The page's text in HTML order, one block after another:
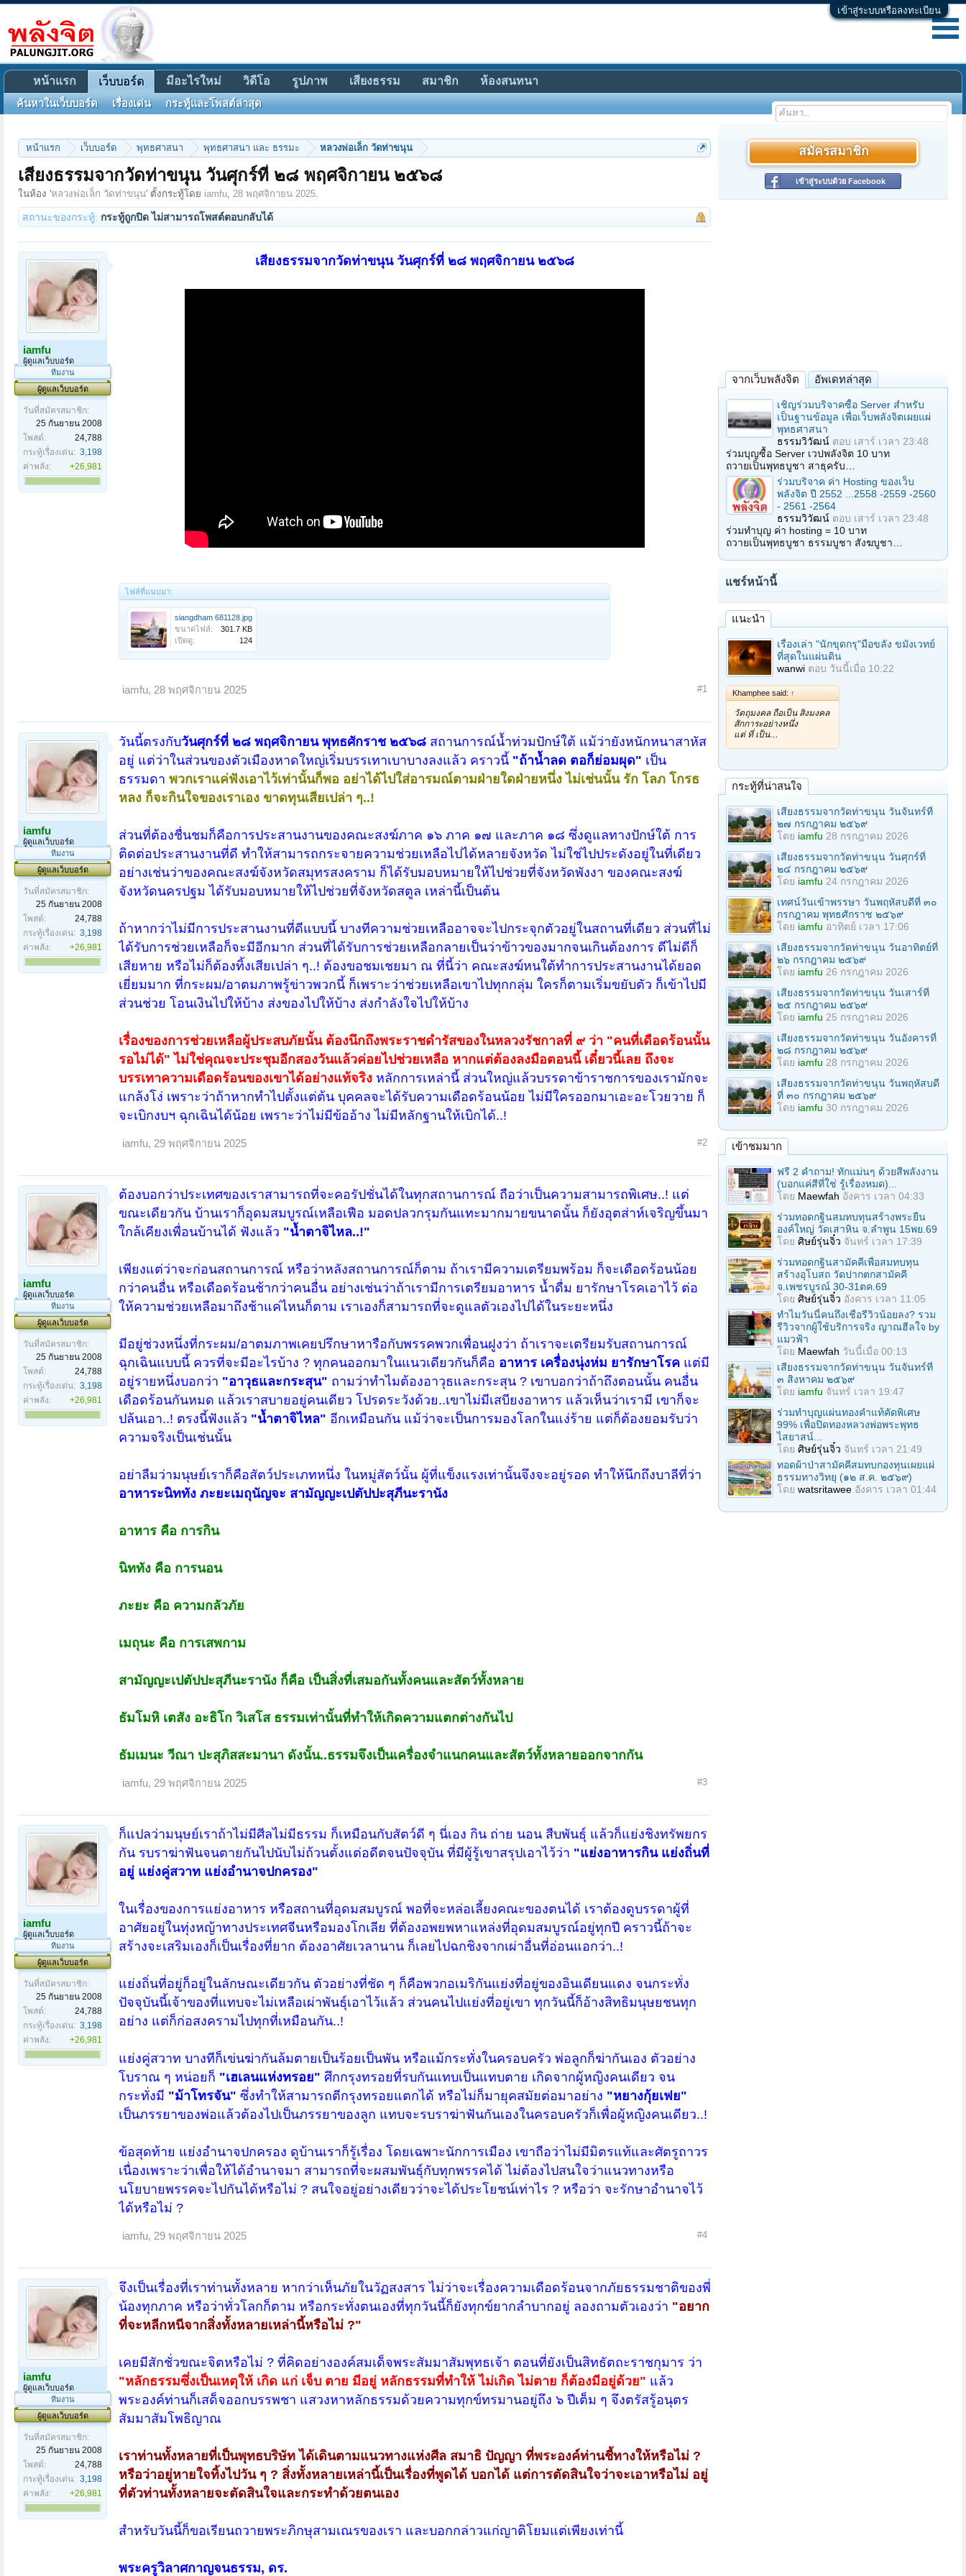
เข้าสู่ระบบหรือลงทะเบียน
หน้าแรก เว็บบอร์ด พุทธศาสนา พุทธศาสนา และ ธรรมะ หลวงพ่อเล็ก วัดท่าขนุน
เสียงธรรมจากวัดท่าขนุน วันศุกร์ที่ ๒๘ พฤศจิกายน ๒๕๖๘
ในห้อง 'หลวงพ่อเล็ก วัดท่าขนุน' ตั้งกระทู้โดย iamfu, 28 พฤศจิกายน 2025.
สถานะของกระทู้: กระทู้ถูกปิด ไม่สามารถโพสต์ตอบกลับได้
iamfu
ผู้ดูแลเว็บบอร์ด
ทีมงาน
ผู้ดูแลเว็บบอร์ด
วันที่สมัครสมาชิก:
25 กันยายน 2008
โพสต์:
24,788
กระทู้เรื่องเด่น: 3,198
ค่าพลัง:
+26,981
เสียงธรรมจากวัดท่าขนุน วันศุกร์ที่ ๒๘ พฤศจิกายน ๒๕๖๘
ไฟล์ที่แนบมา:
siangdham 681128.jpg
ขนาดไฟล์:
301.7 KB
เปิดดู:
124
iamfu, 28 พฤศจิกายน 2025 #1
iamfu
ผู้ดูแลเว็บบอร์ด
ทีมงาน
ผู้ดูแลเว็บบอร์ด
วันที่สมัครสมาชิก:
25 กันยายน 2008
โพสต์:
24,788
กระทู้เรื่องเด่น: 3,198
ค่าพลัง:
+26,981
วันนี้ตรงกับวันศุกร์ที่ ๒๘ พฤศจิกายน พุทธศักราช ๒๕๖๘ สถานการณ์น้ำท่วมปักษ์ใต้ แม้ว่ายังหนักหนาสาหัส
อยู่ แต่ว่าในส่วนของตัวเมืองหาดใหญ่เริ่มบรรเทาเบาบางลงแล้ว คราวนี้ "ถ้าน้ำลด ตอก็ย่อมผุด" เป็น
ธรรมดา พวกเราแค่ฟังเอาไว้เท่านั้นก็พอ อย่าได้ไปใส่อารมณ์ตามฝ่ายใดฝ่ายหนึ่ง ไม่เช่นนั้น รัก โลภ โกรธ
หลง ก็จะกินใจของเราเอง ขาดทุนเสียเปล่า ๆ..!
ส่วนที่ต้องชื่นชมก็คือการประสานงานของคณะสงฆ์ภาค ๑๖ ภาค ๑๗ และภาค ๑๘ ซึ่งดูแลทางปักษ์ใต้ การ
ติดต่อประสานงานที่ดี ทำให้สามารถกระจายความช่วยเหลือไปได้หลายจังหวัด ไม่ใช่ไปประดังอยู่ในที่เดียว
อย่างเช่นว่าของคณะสงฆ์จังหวัดสมุทรสงคราม ก็ได้รับมอบหมายให้ไปช่วยที่จังหวัดพังงา ของคณะสงฆ์
จังหวัดนครปฐม ได้รับมอบหมายให้ไปช่วยที่จังหวัดสตูล เหล่านี้เป็นต้น
ถ้าหากว่าไม่มีการประสานงานที่ดีแบบนี้ บางทีความช่วยเหลืออาจจะไปกระจุกตัวอยู่ในสถานที่เดียว ส่วนที่ไม่
ได้รับการช่วยเหลือก็จะมีอีกมาก ส่วนที่ได้รับการช่วยเหลือกลายเป็นว่าข้าวของมากจนเกินต้องการ ดีไม่ดีก็
เสียหาย หรือไม่ก็ต้องทิ้งเสียเปล่า ๆ..! ต้องขอชมเชยมา ณ ที่นี้ว่า คณะสงฆ์หนใต้ทำการประสานงานได้ยอด
เยี่ยมมาก ที่กระผม/อาตมภาพรู้ข่าวพวกนี้ ก็เพราะว่าช่วยเหลือเขาไปทุกกลุ่ม ใครก็ตามเริ่มขยับตัว ก็เข้าไปมี
ส่วนช่วย โอนเงินไปให้บ้าง ส่งของไปให้บ้าง ส่งกำลังใจไปให้บ้าง
เรื่องของการช่วยเหลือผู้ประสบภัยนั้น ต้องนึกถึงพระราชดำรัสของในหลวงรัชกาลที่ ๙ ว่า "คนที่เดือดร้อนนั้น
รอไม่ได้" ไม่ใช่คุณจะประชุมอีกสองวันแล้วค่อยไปช่วยเหลือ หากแต่ต้องลงมือตอนนี้ เดี๋ยวนี้เลย ถึงจะ
บรรเทาความเดือดร้อนของเขาได้อย่างแท้จริง หลักการเหล่านี้ ส่วนใหญ่แล้วบรรดาข้าราชการของเรามักจะ
แกล้งโง่ เพราะว่าถ้าหากทำไปตั้งแต่ต้น บุคคลจะได้รับความเดือดร้อนน้อย ไม่มีใครออกมาเอะอะโวยวาย ก็
จะเบิกงบฯ ฉุกเฉินได้น้อย เพราะว่าไม่มีข้ออ้าง ไม่มีหลักฐานให้เบิกได้..!
iamfu, 29 พฤศจิกายน 2025 #2
iamfu
ผู้ดูแลเว็บบอร์ด
ทีมงาน
ผู้ดูแลเว็บบอร์ด
วันที่สมัครสมาชิก:
25 กันยายน 2008
โพสต์:
24,788
กระทู้เรื่องเด่น: 3,198
ค่าพลัง:
+26,981
ต้องบอกว่าประเทศของเราสามารถที่จะคอรัปชั่นได้ในทุกสถานการณ์ ถือว่าเป็นความสามารถพิเศษ..! แต่
ขณะเดียวกัน บ้านเราก็อุดมสมบูรณ์เหลือเฟือ มอดปลวกรุมกันแทะมากมายขนาดนั้น ก็ยังอุตส่าห์เจริญขึ้นมา
ใกล้เคียงเพื่อนบ้านได้ ฟังแล้ว "น้ำตาจิไหล..!"
เพียงแต่ว่าจะก่อนสถานการณ์ หรือว่าหลังสถานการณ์ก็ตาม ถ้าเรามีความเตรียมพร้อม ก็จะเดือดร้อนน้อย
กว่าคนอื่น หรือเดือดร้อนช้ากว่าคนอื่น อย่างเช่นว่าถ้าเรามีการเตรียมอาหาร น้ำดื่ม ยารักษาโรคเอาไว้ ต่อ
ให้ความช่วยเหลือมาถึงช้าแค่ไหนก็ตาม เราเองก็สามารถที่จะดูแลตัวเองไปได้ในระยะหนึ่ง
มีอยู่ช่วงหนึ่งที่กระผม/อาตมภาพเคยปรึกษาหารือกับพรรคพวกเพื่อนฝูงว่า ถ้าเราจะเตรียมรับสถานการณ์
ฉุกเฉินแบบนี้ ควรที่จะมีอะไรบ้าง ? ทุกคนออกมาในแนวเดียวกันก็คือ อาหาร เครื่องนุ่งห่ม ยารักษาโรค แต่มี
อยู่รายหนึ่งบอกว่า "อาวุธและกระสุน" ถามว่าทำไมต้องอาวุธและกระสุน ? เขาบอกว่าถ้าถึงตอนนั้น คนอื่น
เดือดร้อนกันหมด แล้วเราสบายอยู่คนเดียว โปรดระวังด้วย..เขาไม่มีเสบียงอาหาร แล้วเห็นว่าเรามี เขาก็จะ
ปล้นเอา..! ตรงนี้ฟังแล้ว "น้ำตาจิไหล" อีกเหมือนกัน แม้ว่าจะเป็นการมองโลกในแง่ร้าย แต่ก็ต้องยอมรับว่า
ความจริงเป็นเช่นนั้น
อย่าลืมว่ามนุษย์เราก็คือสัตว์ประเภทหนึ่ง ในหมู่สัตว์นั้น ผู้ที่แข็งแรงเท่านั้นจึงจะอยู่รอด ทำให้นึกถึงบาลีที่ว่า
อาหาระนิททัง ภะยะเมถุนัญจะ สามัญญะเปตัปปะสุภีนะรานัง
อาหาร คือ การกิน
นิททัง คือ การนอน
ภะยะ คือ ความกลัวภัย
เมถุนะ คือ การเสพกาม
สามัญญะเปตัปปะสุภีนะรานัง ก็คือ เป็นสิ่งที่เสมอกันทั้งคนและสัตว์ทั้งหลาย
ธัมโมหิ เตสัง อะธิโก วิเสโส ธรรมเท่านั้นที่ทำให้เกิดความแตกต่างกันไป
ธัมเมนะ วีณา ปะสุภิสสะมานา ดังนั้น..ธรรมจึงเป็นเครื่องจำแนกคนและสัตว์ทั้งหลายออกจากกัน
iamfu, 29 พฤศจิกายน 2025 #3
iamfu
ผู้ดูแลเว็บบอร์ด
ทีมงาน
ผู้ดูแลเว็บบอร์ด
วันที่สมัครสมาชิก:
25 กันยายน 2008
โพสต์:
24,788
กระทู้เรื่องเด่น: 3,198
ค่าพลัง:
+26,981
ก็แปลว่ามนุษย์เราถ้าไม่มีศีลไม่มีธรรม ก็เหมือนกับสัตว์ดี ๆ นี่เอง กิน ถ่าย นอน สืบพันธุ์ แล้วก็แย่งชิงทรัพยกร
กัน รบราฆ่าฟันจนตายกันไปนับไม่ถ้วนตั้งแต่อดีตจนปัจจุบัน ที่มีผู้รู้เขาสรุปเอาไว้ว่า "แย่งอาหารกิน แย่งถิ่นที่
อยู่ แย่งคู่สวาท แย่งอำนาจปกครอง"
ในเรื่องของการแย่งอาหาร หรือสถานที่อุดมสมบูรณ์ พอที่จะหล่อเลี้ยงคณะของตนได้ เราต้องดูบรรดาผู้ที่
อาศัยอยู่ในทุ่งหญ้าทางประเทศจีนหรือมองโกเลีย ที่ต้องอพยพหาแหล่งที่อุดมสมบูรณ์อยู่ทุกปี คราวนี้ถ้าจะ
สร้างจะเสริมเองก็เป็นเรื่องที่ยาก ต้องอาศัยเวลานาน ก็เลยไปฉกชิงจากเผ่าอื่นที่อ่อนแอกว่า..!
แย่งถิ่นที่อยู่ก็อยู่ในลักษณะเดียวกัน ตัวอย่างที่ชัด ๆ ก็คือพวกอเมริกันแย่งที่อยู่ของอินเดียนแดง จนกระทั่ง
ปัจจุบันนี้เจ้าของที่แทบจะไม่เหลือเผ่าพันธุ์เอาไว้แล้ว ส่วนคนไปแย่งที่อยู่เขา ทุกวันนี้ก็อ้างสิทธิมนุษยชนทุก
อย่าง แต่ก็ก่อสงครามไปทุกที่เหมือนกัน..!
แย่งคู่สวาท บางทีก็เข่นฆ่ากันล้มตายเป็นร้อยเป็นพัน หรือแม้กระทั่งในครอบครัว พ่อลูกก็ฆ่ากันเอง ตัวอย่าง
โบราณ ๆ หน่อยก็ "เฮเลนแห่งทรอย" ศึกกรุงทรอยที่รบกันแทบเป็นแทบตาย เกิดจากผู้หญิงคนเดียว จน
กระทั่งมี "ม้าโทรจัน" ซึ่งทำให้สามารถตีกรุงทรอยแตกได้ หรือไม่ก็มายุคสมัยต่อมาอย่าง "หยางกุ้ยเฟย"
เป็นภรรยาของพ่อแล้วต้องไปเป็นภรรยาของลูก แทบจะรบราฆ่าฟันกันเองในครอบครัวก็เพื่อผู้หญิงคนเดียว..!
ข้อสุดท้าย แย่งอำนาจปกครอง ดูบ้านเราก็รู้เรื่อง โดยเฉพาะนักการเมือง เขาถือว่าไม่มีมิตรแท้และศัตรูถาวร
เนื่องเพราะว่าเพื่อให้ได้อำนาจมา สามารถที่จะผสมพันธุ์กับทุกพรรคได้ ไม่ต้องไปสนใจว่าแนวทางหรือ
นโยบายพรรคจะไปกันได้หรือไม่ ? สนใจอยู่อย่างเดียวว่าจะได้ประโยชน์เท่าไร ? หรือว่า จะรักษาอำนาจไว้
ได้หรือไม่ ?
iamfu, 29 พฤศจิกายน 2025 #4
iamfu
ผู้ดูแลเว็บบอร์ด
ทีมงาน
ผู้ดูแลเว็บบอร์ด
วันที่สมัครสมาชิก:
25 กันยายน 2008
โพสต์:
24,788
กระทู้เรื่องเด่น: 3,198
ค่าพลัง:
+26,981
จึงเป็นเรื่องที่เราท่านทั้งหลาย หากว่าเห็นภัยในวัฏสงสาร ไม่ว่าจะเรื่องความเดือดร้อนจากภัยธรรมชาติของพี่
น้องทุกภาค หรือว่าทั่วโลกก็ตาม หรือกระทั่งตนเองที่ทุกวันนี้ก็ยังทุกข์ยากลำบากอยู่ ลองถามตัวเองว่า "อยาก
ที่จะหลีกหนีจากสิ่งทั้งหลายเหล่านี้หรือไม่ ?"
เคยมีสักชั่วขณะจิตหรือไม่ ? ที่คิดอย่างองค์สมเด็จพระสัมมาสัมพุทธเจ้า ตอนที่ยังเป็นสิทธัตถะราชกุมาร ว่า
"หลักธรรมซึ่งเป็นเหตุให้ เกิด แก่ เจ็บ ตาย มีอยู่ หลักธรรมที่ทำให้ ไม่เกิด ไม่ตาย ก็ต้องมีอยู่ด้วย" แล้ว
พระองค์ท่านก็เสด็จออกบรรพชา แสวงหาหลักธรรมด้วยความทุกข์ทรมานอยู่ถึง ๖ ปีเต็ม ๆ จึงตรัสรู้อนุตร
สัมมาสัมโพธิญาณ
เราท่านทั้งหลายที่เป็นพุทธบริษัท ได้เดินตามแนวทางแห่งศีล สมาธิ ปัญญา ที่พระองค์ท่านชี้ทางให้หรือไม่ ?
หรือว่าอยู่หายใจทิ้งไปวัน ๆ ? สิ่งทั้งหลายเหล่านี้เป็นเรื่องที่พูดได้ บอกได้ แต่การตัดสินใจว่าจะเอาหรือไม่ อยู่
ที่ตัวท่านทั้งหลายจะตัดสินใจและกระทำด้วยตนเอง
สำหรับวันนี้ก็ขอเรียนถวายพระภิกษุสามเณรของเรา และบอกกล่าวแก่ญาติโยมแต่เพียงเท่านี้
พระครูวิลาศกาญจนธรรม, ดร.
สมัครสมาชิก
เข้าสู่ระบบด้วย Facebook
จากเว็บพลังจิต อัพเดทล่าสุด
เชิญร่วมบริจาคซื้อ Server สำหรับ
เป็นฐานข้อมูล เพื่อเว็บพลังจิตเผยแผ่
พุทธศาสนา
ธรรมวิวัฒน์ ตอบ เสาร์ เวลา 23:48
ร่วมบุญซื้อ Server เวปพลังจิต 10 บาท
ถวายเป็นพุทธบูชา สาธุครับ…
ร่วมบริจาค ค่า Hosting ของเว็บ
พลังจิต ปี 2552 ...2558 -2559 -2560
- 2561 -2564
ธรรมวิวัฒน์ ตอบ เสาร์ เวลา 23:48
ร่วมทำบุญ ค่า hosting = 10 บาท
ถวายเป็นพุทธบูชา ธรรมบูชา สังฆบูชา…
แชร์หน้านี้
แนะนำ
เรื่องเล่า "นักขุดกรุ"มือขลัง ขมังเวทย์
ที่สุดในแผ่นดิน
wanwi ตอบ วันนี้เมื่อ 10:22
Khamphee said: ↑
วัตถุมงคล ถือเป็น สิ่งมงคล
สักการะอย่างหนึ่ง
แต่ ที่ เป็น…
กระทู้ที่น่าสนใจ
เสียงธรรมจากวัดท่าขนุน วันจันทร์ที่
๒๗ กรกฎาคม ๒๕๖๙
โดย iamfu 28 กรกฎาคม 2026
เสียงธรรมจากวัดท่าขนุน วันศุกร์ที่
๒๔ กรกฎาคม ๒๕๖๙
โดย iamfu 24 กรกฎาคม 2026
เทศน์วันเข้าพรรษา วันพฤหัสบดีที่ ๓๐
กรกฎาคม พุทธศักราช ๒๕๖๙
โดย iamfu อาทิตย์ เวลา 17:06
เสียงธรรมจากวัดท่าขนุน วันอาทิตย์ที่
๒๖ กรกฎาคม ๒๕๖๙
โดย iamfu 26 กรกฎาคม 2026
เสียงธรรมจากวัดท่าขนุน วันเสาร์ที่
๒๕ กรกฎาคม ๒๕๖๙
โดย iamfu 25 กรกฎาคม 2026
เสียงธรรมจากวัดท่าขนุน วันอังคารที่
๒๘ กรกฎาคม ๒๕๖๙
โดย iamfu 28 กรกฎาคม 2026
เสียงธรรมจากวัดท่าขนุน วันพฤหัสบดี
ที่ ๓๐ กรกฎาคม ๒๕๖๙
โดย iamfu 30 กรกฎาคม 2026
เข้าชมมาก
ฟรี 2 คำถาม! ทักแม่นๆ ด้วยสีพลังงาน
(บอกแค่สีที่ใช่ รู้เรื่องหมด)...
โดย Maewfah อังคาร เวลา 04:33
ร่วมทอดกฐินสมทบทุนสร้างพระยืน
องค์ใหญ่ วัดเสาหิน จ.ลําพูน 15พย.69
โดย ศิษย์รุ่นจิ๋ว จันทร์ เวลา 17:39
ร่วมทอดกฐินสามัคคีเพื่อสมทบทุน
สร้างอุโบสถ วัดปากตกสามัคคี
จ.เพชรบูรณ์ 30-31ตค.69
โดย ศิษย์รุ่นจิ๋ว อังคาร เวลา 11:05
ทำไมวันนี้คนถึงเชื่อรีวิวน้อยลง? รวม
รีวิวจากผู้ใช้บริการจริง ญาณฮีลใจ by
แมวฟ้า
โดย Maewfah วันนี้เมื่อ 00:13
เสียงธรรมจากวัดท่าขนุน วันจันทร์ที่
๓ สิงหาคม ๒๕๖๙
โดย iamfu จันทร์ เวลา 19:47
ร่วมทําบุญแผ่นทองคำแท้คัดพิเศษ
99% เพื่อปิดทองหลวงพ่อพระพุทธ
ไสยาสน์...
โดย ศิษย์รุ่นจิ๋ว จันทร์ เวลา 21:49
ทอดผ้าป่าสามัคคีสมทบกองทุนเผยแผ่
ธรรมทางวิทยุ (๑๒ ส.ค. ๒๕๖๙)
โดย watsritawee อังคาร เวลา 01:44
หน้าแรก เว็บบอร์ด
ค้นหาในเว็บบอร์ด เรื่องเด่น กระทู้และโพสต์ล่าสุด
มีอะไรใหม่ วิดีโอ รูปภาพ เสียงธรรม สมาชิก ห้องสนทนา